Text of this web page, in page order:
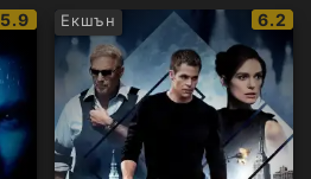
IMDb
рейтинг:
5.9 Екшън
IMDb
6.2